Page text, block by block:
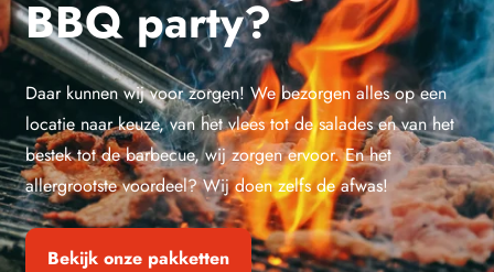
BBQ party?
Daar kunnen wij voor zorgen! We bezorgen alles op een
locatie naar keuze, van het vlees tot de salades en van het
bestek tot de barbecue, wij zorgen ervoor. En het
allergrootste voordeel? Wij doen zelfs de afwas!
Bekijk onze pakketten